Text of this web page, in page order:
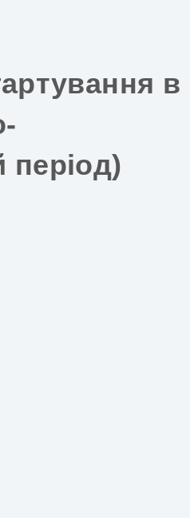
в
період)